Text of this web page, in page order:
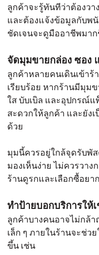
ลูกค้าจะรู้ทันทีว่าต้องว
และต้องแจ้งข้อมูลกับพ
ชัดเจนจะดูมืออาชีพมา
จัดมุมขายกล่อง ซอง
ลูกค้าหลายคนเดินเข้า
เรียบร้อย หากร้านมีมุม
ใส บับเบิล และอุปกรณ์
สะดวกให้ลูกค้า และยังเ
ด้วย
มุมนี้ควรอยู่ใกล้จุดรับพั
มองเห็นง่าย ไม่ควรวาง
ร้านดูรกและเลือกซื้อยาก
ทำป้ายบอกบริการให้
ลูกค้าบางคนอาจไม่กล้
เล็ก ๆ ภายในร้านจะช่ว
ขึ้น เช่น